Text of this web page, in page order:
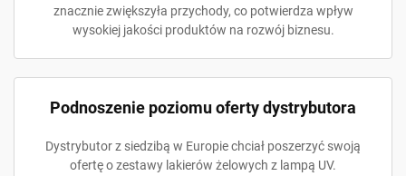
znacznie zwiększyła przychody, co potwierdza wpływ
wysokiej jakości produktów na rozwój biznesu.
Podnoszenie poziomu oferty dystrybutora
Dystrybutor z siedzibą w Europie chciał poszerzyć swoją
ofertę o zestawy lakierów żelowych z lampą UV.